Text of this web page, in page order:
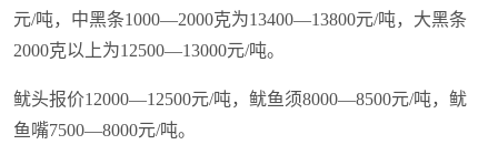
元/吨，中黑条1000—2000克为13400—13800元/吨，大黑条
2000克以上为12500—13000元/吨。
鱿头报价12000—12500元/吨，鱿鱼须8000—8500元/吨，鱿
鱼嘴7500—8000元/吨。